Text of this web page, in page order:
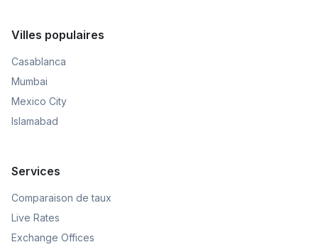
Villes populaires
Casablanca
Mumbai
Mexico City
Islamabad
Services
Comparaison de taux
Live Rates
Exchange Offices